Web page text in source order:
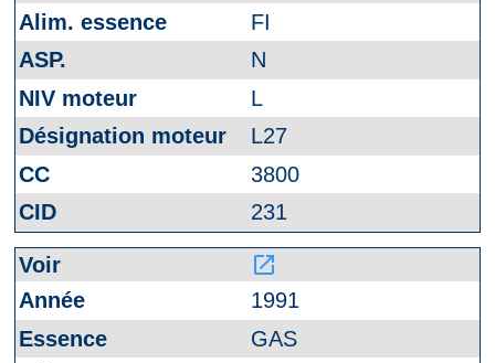
FI
N
L
L27
3800
231
launch
1991
GAS